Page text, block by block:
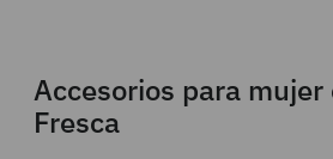
Accesorios para mujer
Fresca